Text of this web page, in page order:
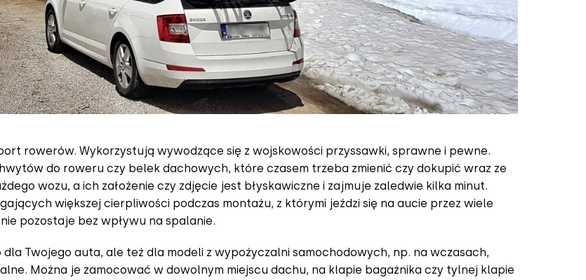
rowerów. Wykorzystują wywodzące się z wojskowości przyssawki, sprawne i pewne.
do roweru czy belek dachowych, które czasem trzeba zmienić czy dokupić wraz ze
wozu, a ich założenie czy zdjęcie jest błyskawiczne i zajmuje zaledwie kilka minut.
większej cierpliwości podczas montażu, z którymi jeździ się na aucie przez wiele
pozostaje bez wpływu na spalanie.
Twojego auta, ale też dla modeli z wypożyczalni samochodowych, np. na wczasach,
Można je zamocować w dowolnym miejscu dachu, na klapie bagażnika czy tylnej klapie